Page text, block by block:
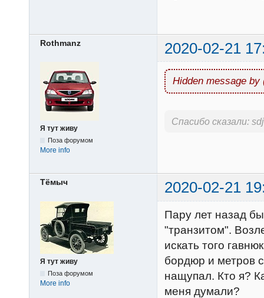
Rothmanz 2020-02-21
Я тут живу
Поза форумом
More info
Hidden message by
Спасибо сказали:
Тёмыч 2020-02-21
Я тут живу
Поза форумом
More info
Пару лет назад
"транзитом".
искать того
бордюр и метров
нащупал. Кто я?
меня думали?